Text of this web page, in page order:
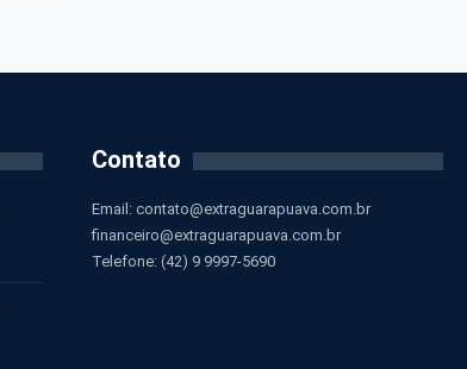
Contato
Email: contato@extraguarapuava.com.br
financeiro@extraguarapuava.com.br
Telefone: (42) 9 9997-5690